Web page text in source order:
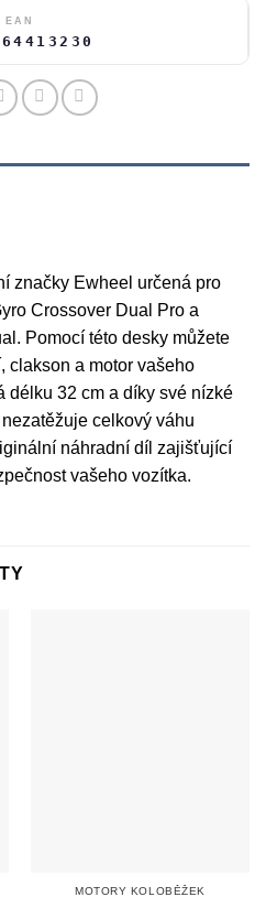
EAN
značky Ewheel určená pro
Crossover Dual Pro a
Pomocí této desky můžete
clakson a motor vašeho
délku 32 cm a díky své nízké
celkový váhu
náhradní díl zajišťující
vašeho vozítka.
MOTORY KOLOBĚŽEK